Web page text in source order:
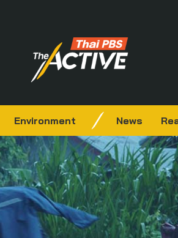
Environment News